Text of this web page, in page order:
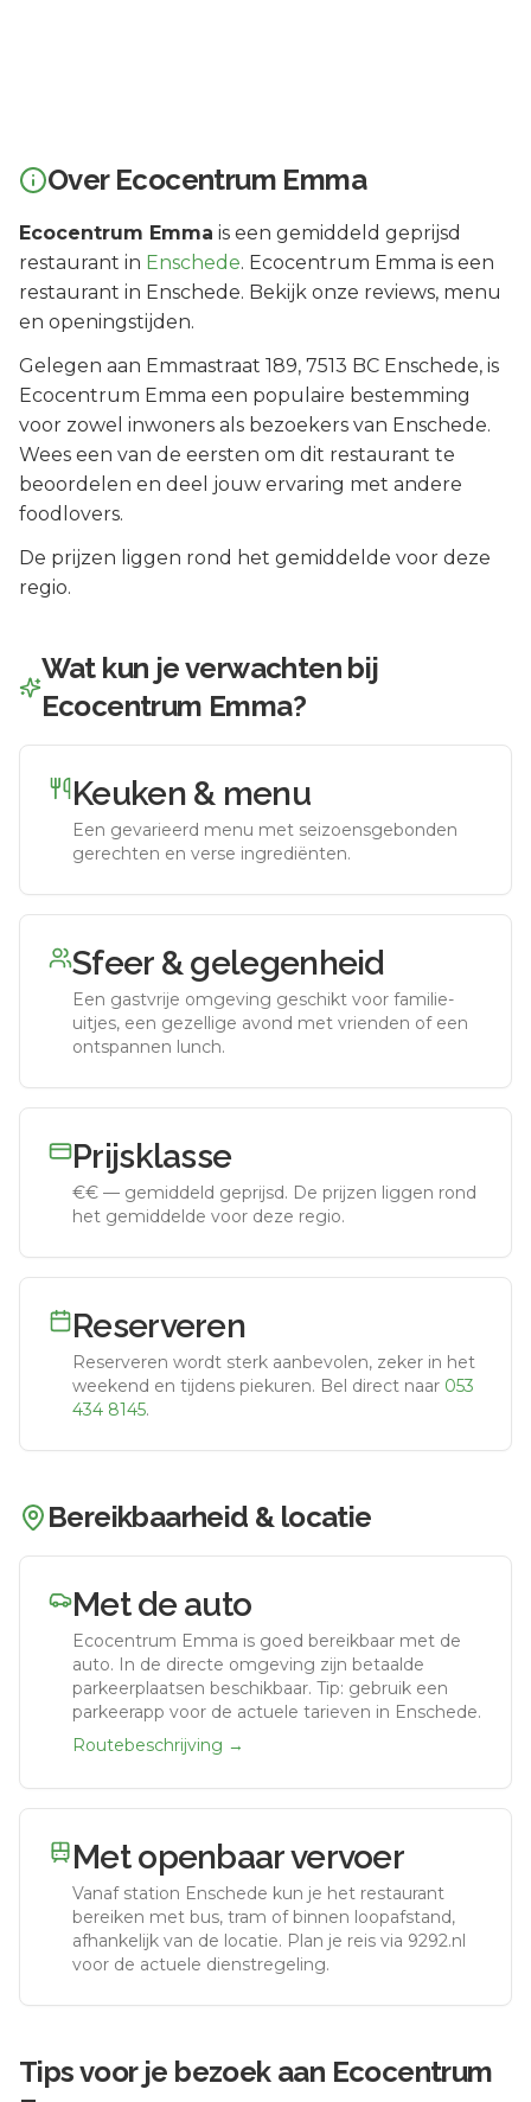
Over Ecocentrum Emma
Ecocentrum Emma is een gemiddeld geprijsd
restaurant in Enschede. Ecocentrum Emma is een
restaurant in Enschede. Bekijk onze reviews, menu
en openingstijden.
Gelegen aan Emmastraat 189, 7513 BC Enschede, is
Ecocentrum Emma een populaire bestemming
voor zowel inwoners als bezoekers van Enschede.
Wees een van de eersten om dit restaurant te
beoordelen en deel jouw ervaring met andere
foodlovers.
De prijzen liggen rond het gemiddelde voor deze
regio.
Wat kun je verwachten bij
Ecocentrum Emma?
Keuken & menu
Een gevarieerd menu met seizoensgebonden
gerechten en verse ingrediënten.
Sfeer & gelegenheid
Een gastvrije omgeving geschikt voor familie-
uitjes, een gezellige avond met vrienden of een
ontspannen lunch.
Prijsklasse
€€ — gemiddeld geprijsd. De prijzen liggen rond
het gemiddelde voor deze regio.
Reserveren
Reserveren wordt sterk aanbevolen, zeker in het
weekend en tijdens piekuren. Bel direct naar 053
434 8145.
Bereikbaarheid & locatie
Met de auto
Ecocentrum Emma is goed bereikbaar met de
auto. In de directe omgeving zijn betaalde
parkeerplaatsen beschikbaar. Tip: gebruik een
parkeerapp voor de actuele tarieven in Enschede.
Routebeschrijving →
Met openbaar vervoer
Vanaf station Enschede kun je het restaurant
bereiken met bus, tram of binnen loopafstand,
afhankelijk van de locatie. Plan je reis via 9292.nl
voor de actuele dienstregeling.
Tips voor je bezoek aan Ecocentrum